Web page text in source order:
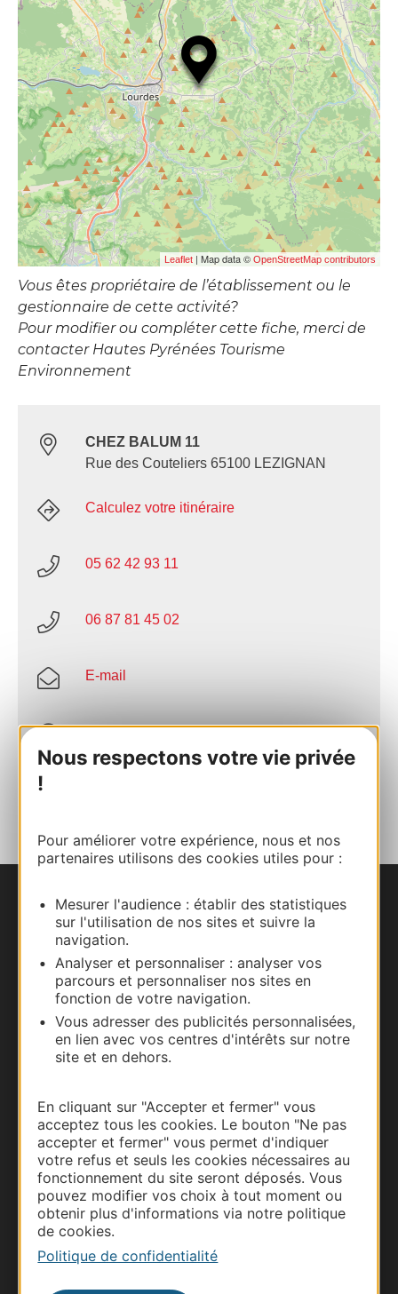
Nous respectons votre vie privée
!
Pour améliorer votre expérience, nous et nos
partenaires utilisons des cookies utiles pour :
Mesurer l'audience : établir des statistiques
sur l'utilisation de nos sites et suivre la
navigation.
Analyser et personnaliser : analyser vos
parcours et personnaliser nos sites en
fonction de votre navigation.
Vous adresser des publicités personnalisées,
en lien avec vos centres d'intérêts sur notre
site et en dehors.
En cliquant sur "Accepter et fermer" vous
acceptez tous les cookies. Le bouton "Ne pas
accepter et fermer" vous permet d'indiquer
votre refus et seuls les cookies nécessaires au
fonctionnement du site seront déposés. Vous
pouvez modifier vos choix à tout moment ou
obtenir plus d'informations via notre politique
de cookies.
Politique de confidentialité
Leaflet | Map data © OpenStreetMap contributors
Vous êtes propriétaire de l’établissement ou le
gestionnaire de cette activité?
Pour modifier ou compléter cette fiche, merci de
contacter Hautes Pyrénées Tourisme
Environnement
CHEZ BALUM 11
Rue des Couteliers 65100 LEZIGNAN
Calculez votre itinéraire
05 62 42 93 11
06 87 81 45 02
E-mail
Site internet
Nous contacter
Carte interactive
Documentation
Thermalisme
Business/Mice
Pros d'Occitanie
Site presse et d'influence